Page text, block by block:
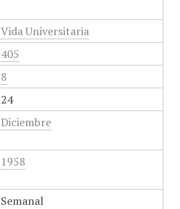
Vida Universitaria
405
8
24
Diciembre
1958
Semanal